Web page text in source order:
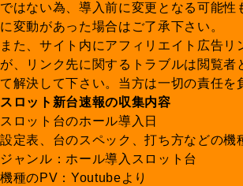
ではない為、導入前に変更となる可能性
に変動があった場合はご了承下さい。
また、サイト内にアフィリエイト広告リ
が、リンク先に関するトラブルは閲覧者
て解決して下さい。当方は一切の責任を
スロット新台速報の収集内容
スロット台のホール導入日
設定表、台のスペック、打ち方などの機
ジャンル：ホール導入スロット台
機種のPV：Youtubeより